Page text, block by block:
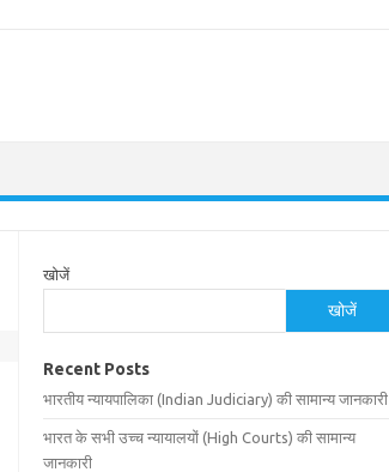
खोजें
खोजें
Recent Posts
भारतीय न्यायपालिका (Indian Judiciary) की सामान्य जानकारी
भारत के सभी उच्च न्यायालयों (High Courts) की सामान्य
जानकारी